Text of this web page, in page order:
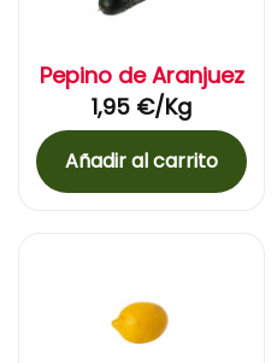
Pepino de Aranjuez
1,95 €/Kg
Añadir al carrito